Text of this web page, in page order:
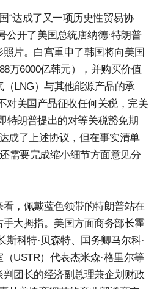
“达成了又一项历史性贸易协
公开了美国总统唐纳德·特朗普
片。白宫重申了韩国将向美国
万6000亿韩元），并购买价值
（LNG）与其他能源产品的承
对美国产品征收任何关税，完美
特朗普提出的对等关税豁免期
成了上述协议，但在事实清单
需要完成缩小细节方面意见分
，佩戴蓝色领带的特朗普站在
大拇指。美国方面商务部长霍
斯科特·贝森特、国务卿马尔科·
USTR）代表杰米森·格里尔等
团长的经济副总理兼企划财政